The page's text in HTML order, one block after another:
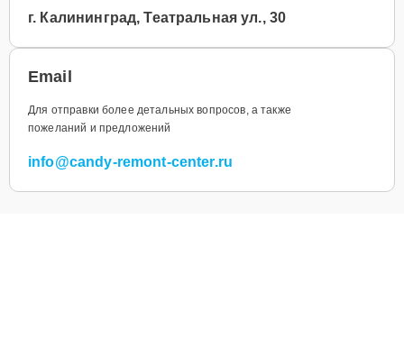
г. Калининград, Театральная ул., 30
Email
Для отправки более детальных вопросов, а также
пожеланий и предложений
info@candy-remont-center.ru